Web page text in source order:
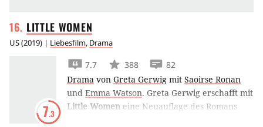
LITTLE WOMEN
US(2019) | Liebesfilm, Drama
7.3
7.7 388
82
Drama von Greta Gerwig mit Saoirse Ronan
und Emma Watson. Greta Gerwig erschafft mit
Little Women eine Neuauflage des Romans